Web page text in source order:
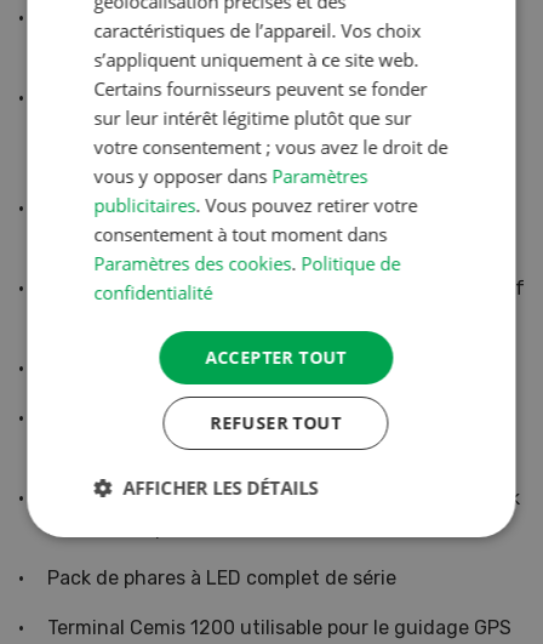
Pont avant Proactiv - idem Arion 650 / 660 -
suspendu et freiné de série.
Système hydraulique d'un débit de 150 l/min et
quatre distributeurs double effet
électrohydrauliques de série, librement affectables.
Prise de force arrière à quatre régimes
(540/540E/1000/1000E) de série
Relevage avant avec amortisseur d'oscillations actif
Cabine insonorisée suspendue en quatre points
Accoudoir ergonomique avec terminal Cebis et
levier multifonction Cmotion
Pack Conducteur, Pack Conducteur Avancé et Pack
Pack de phares à LED complet de série
Terminal Cemis 1200 utilisable pour le guidage GPS
caractéristiques de l’appareil. Vos choix
s’appliquent uniquement à ce site web.
Certains fournisseurs peuvent se fonder
sur leur intérêt légitime plutôt que sur
votre consentement ; vous avez le droit de
vous y opposer dans Paramètres
publicitaires. Vous pouvez retirer votre
consentement à tout moment dans
Paramètres des cookies. Politique de
confidentialité
ACCEPTER TOUT
REFUSER TOUT
AFFICHER LES DÉTAILS